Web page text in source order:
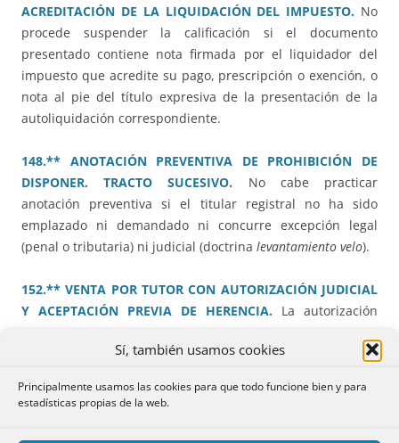
Sí, también usamos cookies
Principalmente usamos las cookies para que todo funcione bien y para
estadísticas propias de la web.
ACREDITACIÓN DE LA LIQUIDACIÓN DEL IMPUESTO. No
procede suspender la calificación si el documento
presentado contiene nota firmada por el liquidador del
impuesto que acredite su pago, prescripción o exención, o
nota al pie del título expresiva de la presentación de la
autoliquidación correspondiente.
148.** ANOTACIÓN PREVENTIVA DE PROHIBICIÓN DE
DISPONER. TRACTO SUCESIVO. No cabe practicar
anotación preventiva si el titular registral no ha sido
emplazado ni demandado ni concurre excepción legal
(penal o tributaria) ni judicial (doctrina levantamiento velo).
152.** VENTA POR TUTOR CON AUTORIZACIÓN JUDICIAL
Y ACEPTACIÓN PREVIA DE HERENCIA. La autorización
contrato privado de compraventa conlleva la autorización
produce el beneficio de inventario.
153.*** OBRA NUEVA PARA OFICINAS. NO CABE